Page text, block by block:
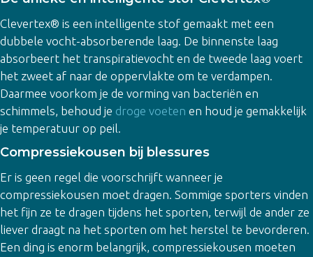
Clevertex® is een intelligente stof gemaakt met een
dubbele vocht-absorberende laag. De binnenste laag
absorbeert het transpiratievocht en de tweede laag voert
het zweet af naar de oppervlakte om te verdampen.
Daarmee voorkom je de vorming van bacteriën en
schimmels, behoud je droge voeten en houd je gemakkelijk
je temperatuur op peil.
Compressiekousen bij blessures
Er is geen regel die voorschrijft wanneer je
compressiekousen moet dragen. Sommige sporters vinden
het fijn ze te dragen tijdens het sporten, terwijl de ander ze
liever draagt na het sporten om het herstel te bevorderen.
Een ding is enorm belangrijk, compressiekousen moeten